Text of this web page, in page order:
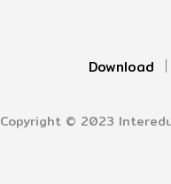
Download
Copyright © 2023